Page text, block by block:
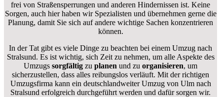
frei von Straßensperrungen und anderen Hindernissen ist. Keine
Sorgen, auch hier haben wir Spezialisten und übernehmen gerne die
Planung, damit Sie sich auf andere wichtige Sachen konzentrieren
können.
In der Tat gibt es viele Dinge zu beachten bei einem Umzug nach
Stralsund. Es ist wichtig, sich Zeit zu nehmen, um alle Aspekte des
Umzugs sorgfältig zu planen und zu organisieren, um
sicherzustellen, dass alles reibungslos verläuft. Mit der richtigen
Umzugsfirma kann ein deutschlandweiter Umzug von Ulm nach
Stralsund erfolgreich durchgeführt werden und dafür sorgen wir.